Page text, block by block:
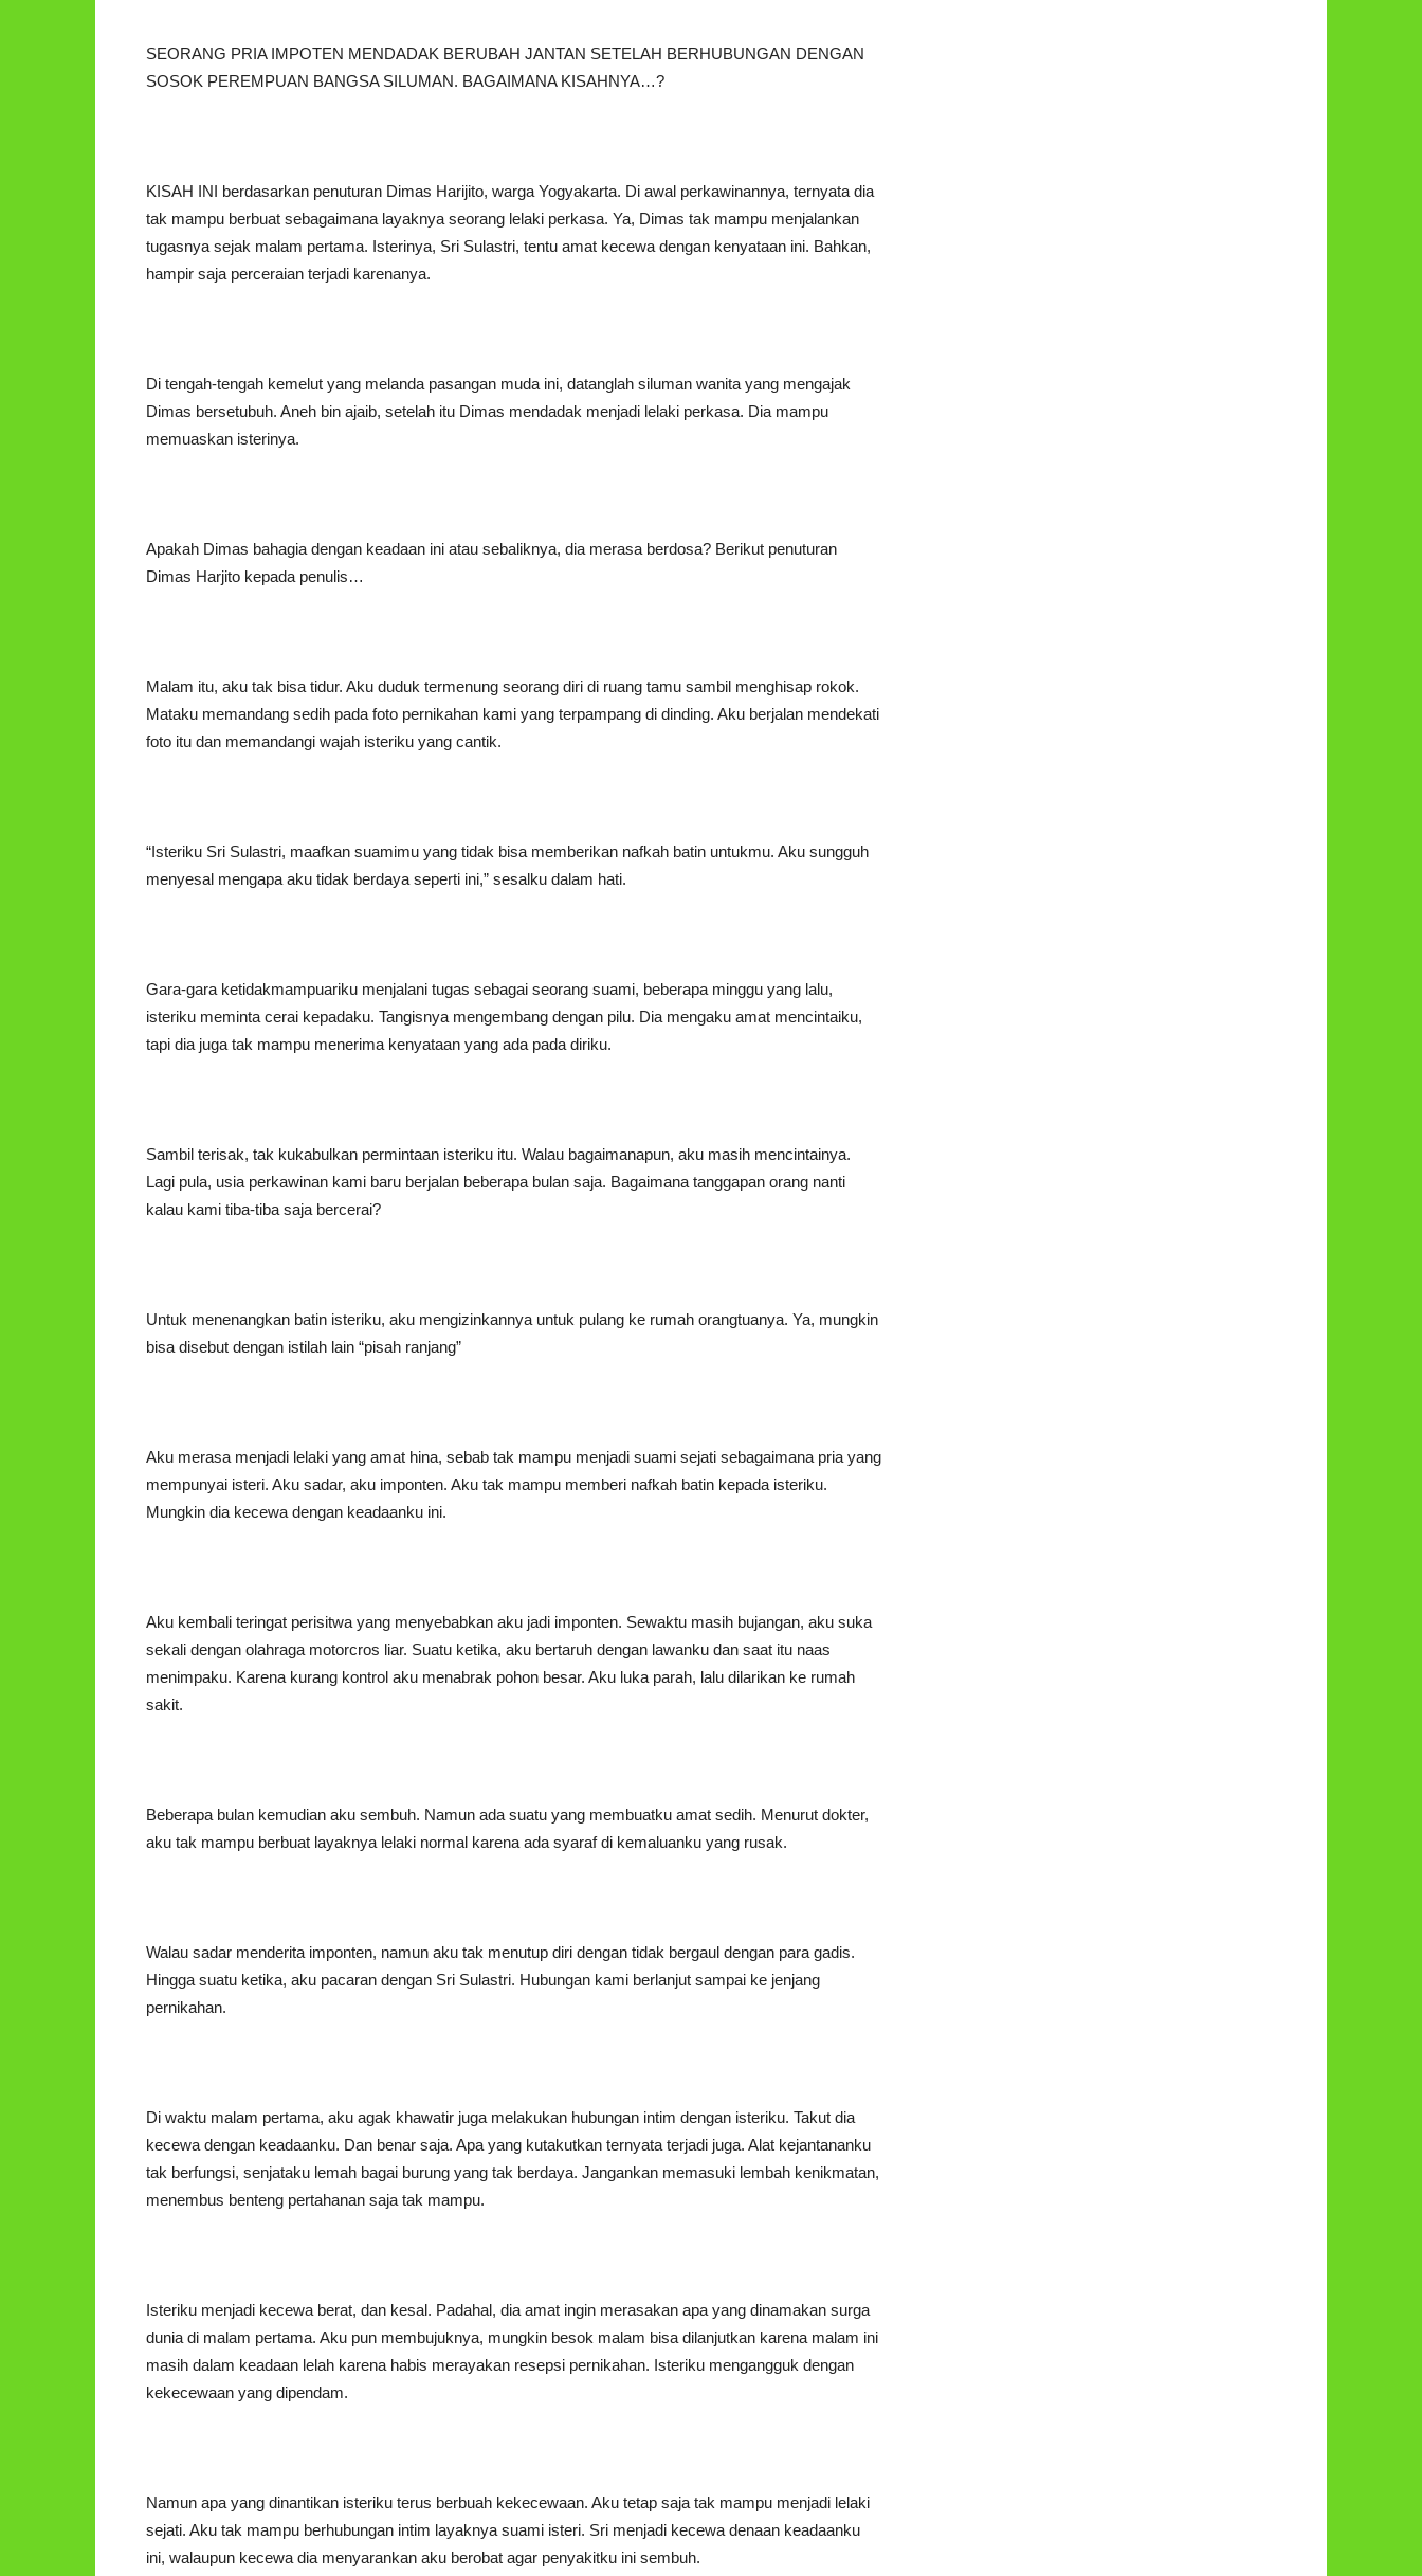
SEORANG PRIA IMPOTEN MENDADAK BERUBAH JANTAN SETELAH BERHUBUNGAN DENGAN
SOSOK PEREMPUAN BANGSA SILUMAN. BAGAIMANA KISAHNYA…?
KISAH INI berdasarkan penuturan Dimas Harijito, warga Yogyakarta. Di awal perkawinannya, ternyata dia
tak mampu berbuat sebagaimana layaknya seorang lelaki perkasa. Ya, Dimas tak mampu menjalankan
tugasnya sejak malam pertama. Isterinya, Sri Sulastri, tentu amat kecewa dengan kenyataan ini. Bahkan,
hampir saja perceraian terjadi karenanya.
Di tengah-tengah kemelut yang melanda pasangan muda ini, datanglah siluman wanita yang mengajak
Dimas bersetubuh. Aneh bin ajaib, setelah itu Dimas mendadak menjadi lelaki perkasa. Dia mampu
memuaskan isterinya.
Apakah Dimas bahagia dengan keadaan ini atau sebaliknya, dia merasa berdosa? Berikut penuturan
Dimas Harjito kepada penulis…
Malam itu, aku tak bisa tidur. Aku duduk termenung seorang diri di ruang tamu sambil menghisap rokok.
Mataku memandang sedih pada foto pernikahan kami yang terpampang di dinding. Aku berjalan mendekati
foto itu dan memandangi wajah isteriku yang cantik.
“Isteriku Sri Sulastri, maafkan suamimu yang tidak bisa memberikan nafkah batin untukmu. Aku sungguh
menyesal mengapa aku tidak berdaya seperti ini,” sesalku dalam hati.
Gara-gara ketidakmampuariku menjalani tugas sebagai seorang suami, beberapa minggu yang lalu,
isteriku meminta cerai kepadaku. Tangisnya mengembang dengan pilu. Dia mengaku amat mencintaiku,
tapi dia juga tak mampu menerima kenyataan yang ada pada diriku.
Sambil terisak, tak kukabulkan permintaan isteriku itu. Walau bagaimanapun, aku masih mencintainya.
Lagi pula, usia perkawinan kami baru berjalan beberapa bulan saja. Bagaimana tanggapan orang nanti
kalau kami tiba-tiba saja bercerai?
Untuk menenangkan batin isteriku, aku mengizinkannya untuk pulang ke rumah orangtuanya. Ya, mungkin
bisa disebut dengan istilah lain “pisah ranjang”
Aku merasa menjadi lelaki yang amat hina, sebab tak mampu menjadi suami sejati sebagaimana pria yang
mempunyai isteri. Aku sadar, aku imponten. Aku tak mampu memberi nafkah batin kepada isteriku.
Mungkin dia kecewa dengan keadaanku ini.
Aku kembali teringat perisitwa yang menyebabkan aku jadi imponten. Sewaktu masih bujangan, aku suka
sekali dengan olahraga motorcros liar. Suatu ketika, aku bertaruh dengan lawanku dan saat itu naas
menimpaku. Karena kurang kontrol aku menabrak pohon besar. Aku luka parah, lalu dilarikan ke rumah
sakit.
Beberapa bulan kemudian aku sembuh. Namun ada suatu yang membuatku amat sedih. Menurut dokter,
aku tak mampu berbuat layaknya lelaki normal karena ada syaraf di kemaluanku yang rusak.
Walau sadar menderita imponten, namun aku tak menutup diri dengan tidak bergaul dengan para gadis.
Hingga suatu ketika, aku pacaran dengan Sri Sulastri. Hubungan kami berlanjut sampai ke jenjang
pernikahan.
Di waktu malam pertama, aku agak khawatir juga melakukan hubungan intim dengan isteriku. Takut dia
kecewa dengan keadaanku. Dan benar saja. Apa yang kutakutkan ternyata terjadi juga. Alat kejantananku
tak berfungsi, senjataku lemah bagai burung yang tak berdaya. Jangankan memasuki lembah kenikmatan,
menembus benteng pertahanan saja tak mampu.
Isteriku menjadi kecewa berat, dan kesal. Padahal, dia amat ingin merasakan apa yang dinamakan surga
dunia di malam pertama. Aku pun membujuknya, mungkin besok malam bisa dilanjutkan karena malam ini
masih dalam keadaan lelah karena habis merayakan resepsi pernikahan. Isteriku mengangguk dengan
kekecewaan yang dipendam.
Namun apa yang dinantikan isteriku terus berbuah kekecewaan. Aku tetap saja tak mampu menjadi lelaki
sejati. Aku tak mampu berhubungan intim layaknya suami isteri. Sri menjadi kecewa denaan keadaanku
ini, walaupun kecewa dia menyarankan aku berobat agar penyakitku ini sembuh.